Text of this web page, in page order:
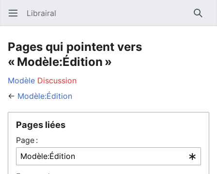
Ouvrir le menu principal Librairal
Pages qui pointent vers
« Modèle:Édition »
Modèle Discussion
← Modèle:Édition
Pages liées
Page :